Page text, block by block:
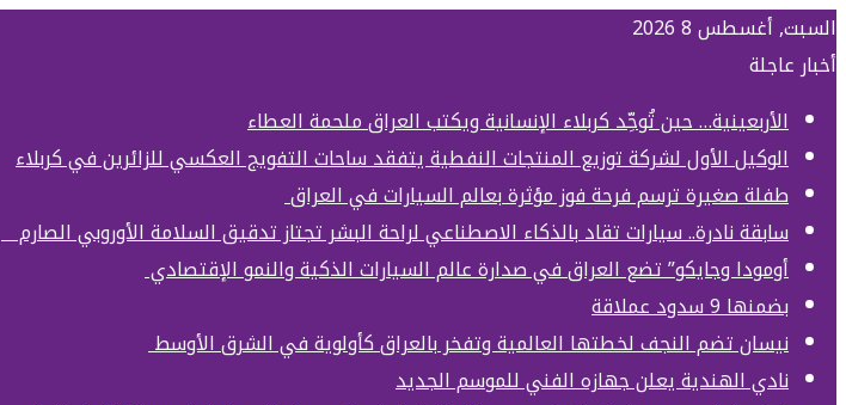
السبت, أغسطس 8 2026
أخبار عاجلة
الأربعينية… حين تُوحِّد كربلاء الإنسانية ويكتب العراق ملحمة العطاء
الوكيل الأول لشركة توزيع المنتجات النفطية يتفقد ساحات التفويج العكسي للزائرين في كربلاء
طفلة صغيرة ترسم فرحة فوز مؤثرة بعالم السيارات في العراق
سابقة نادرة.. سيارات تقاد بالذكاء الاصطناعي لراحة البشر تجتاز تدقيق السلامة الأوروبي الصارم
أومودا وجايكو” تضع العراق في صدارة عالم السيارات الذكية والنمو الإقتصادي
بضمنها 9 سدود عملاقة
نيسان تضم النجف لخطتها العالمية وتفخر بالعراق كأولوية في الشرق الأوسط
نادي الهندية يعلن جهازه الفني للموسم الجديد